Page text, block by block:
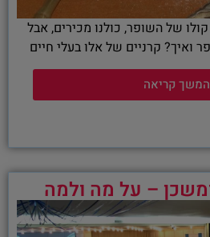
של השופר, כולנו מכירים, אבל
ואיך? קרניים של אלו בעלי חיים
קריאה
– על מה ולמה